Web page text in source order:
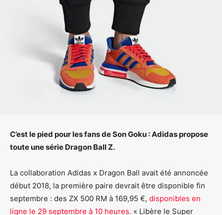
C’est le pied pour les fans de Son Goku : Adidas propose
toute une série Dragon Ball Z.
La collaboration Adidas x Dragon Ball avait été annoncée
début 2018, la première paire devrait être disponible fin
septembre : des ZX 500 RM à 169,95 €, disponibles en
ligne le 29 septembre à 10 heures. « Libère le Super